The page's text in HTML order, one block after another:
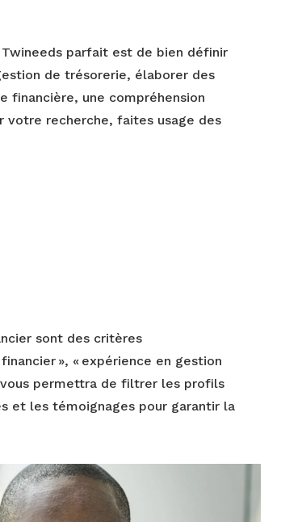
parfait est de bien définir
de trésorerie, élaborer des
financière, une compréhension
recherche, faites usage des
sont des critères
», « expérience en gestion
vous permettra de filtrer les profils
et les témoignages pour garantir la